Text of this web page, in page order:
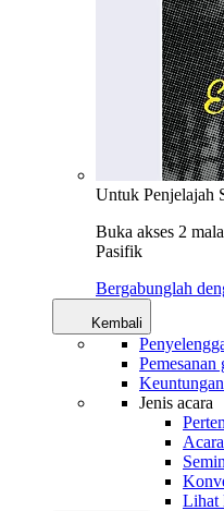
Untuk Penjelajah
Buka akses 2
Pasifik
Bergabunglah
Kembali
Jenis acara
Lihat